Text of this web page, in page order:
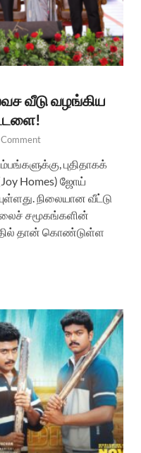
வீடு வழங்கிய
புதிதாகக்
Homes) ஜோய்
நிலையான வீட்டு
சமூகங்களின்
தான் கொண்டுள்ள